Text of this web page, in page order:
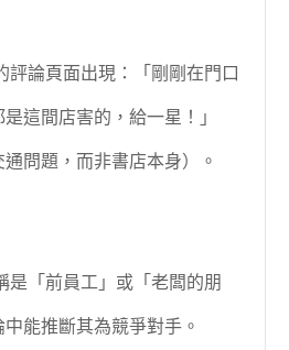
評論頁面出現：「剛剛在門口
這間店害的，給一星！」
通問題，而非書店本身）。
是「前員工」或「老闆的朋
能推斷其為競爭對手。